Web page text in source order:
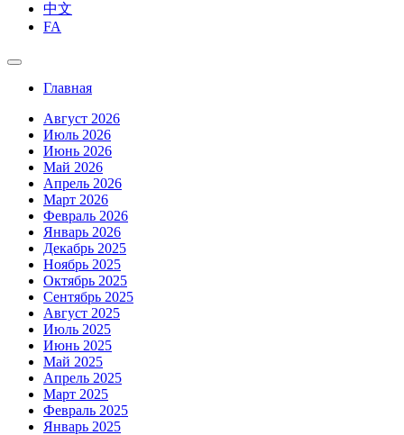
中文
FA
Главная
Август 2026
Июль 2026
Июнь 2026
Май 2026
Апрель 2026
Март 2026
Февраль 2026
Январь 2026
Декабрь 2025
Ноябрь 2025
Октябрь 2025
Сентябрь 2025
Август 2025
Июль 2025
Июнь 2025
Май 2025
Апрель 2025
Март 2025
Февраль 2025
Январь 2025